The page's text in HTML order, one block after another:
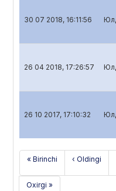
30 07 2018, 16:11:56
26 04 2018, 17:26:57
26 10 2017, 17:10:32
« Birinchi ‹ Oldingi
Oxirgi »